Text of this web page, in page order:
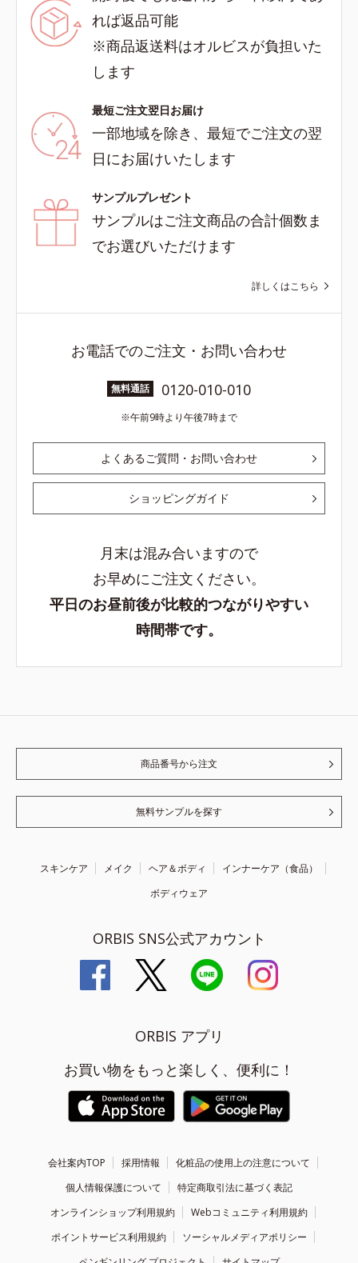
れば返品可能
※商品返送料はオルビスが負担いた
します
最短ご注文翌日お届け
一部地域を除き、最短でご注文の翌
日にお届けいたします
サンプルプレゼント
サンプルはご注文商品の合計個数ま
でお選びいただけます
詳しくはこちら
お電話でのご注文・お問い合わせ
無料通話 0120-010-010
午前9時より午後7時まで
よくあるご質問・お問い合わせ
ショッピングガイド
月末は混み合いますので
お早めにご注文ください。
平日のお昼前後が比較的つながりやすい
時間帯です。
商品番号から注文
無料サンプルを探す
スキンケア メイク ヘア＆ボディ
インナーケア（食品）
ボディウェア
ORBIS SNS公式アカウント
ORBIS アプリ
お買い物をもっと楽しく、便利に！
会社案内TOP 採用情報
化粧品の使用上の注意について
個人情報保護について
特定商取引法に基づく表記
オンラインショップ利用規約
Webコミュニティ利用規約
ポイントサービス利用規約
ソーシャルメディアポリシー